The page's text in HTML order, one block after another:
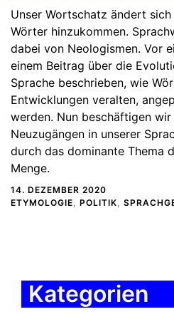
Unser Wortschatz ändert
Wörter hinzukommen.
dabei von Neologismen. Vor
einem Beitrag über die
Sprache beschrieben, wie
Entwicklungen veralten,
werden. Nun beschäftigen
Neuzugängen in unserer
durch das dominante Thema
Menge.
14. DEZEMBER 2020
ETYMOLOGIE, POLITIK,
Kategorien